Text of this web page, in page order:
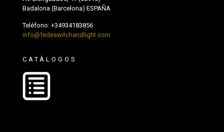
Badalona (Barcelona) ESPAÑA
Teléfono: +34934183856
info@fedeswitchandlight.com
CATÁLOGOS